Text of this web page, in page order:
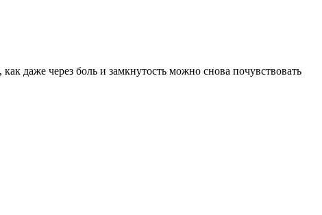
даже через боль и замкнутость можно снова почувствовать